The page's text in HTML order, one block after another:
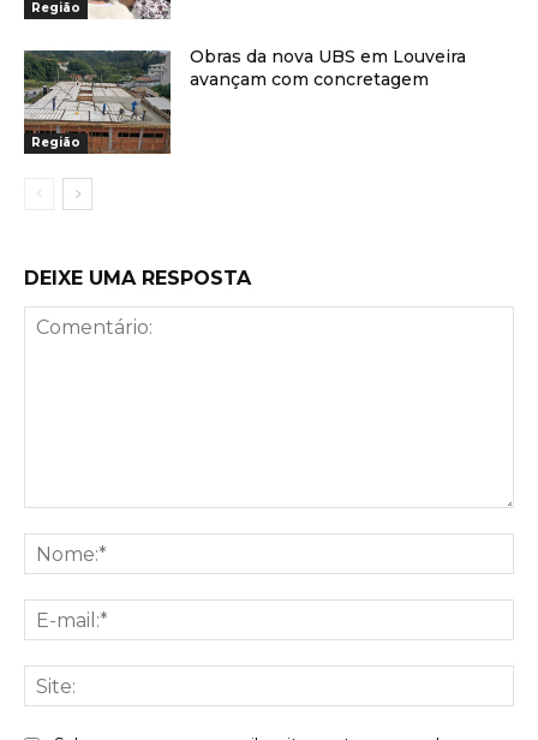
Região
Região
Obras da nova UBS em Louveira
avançam com concretagem
DEIXE UMA RESPOSTA